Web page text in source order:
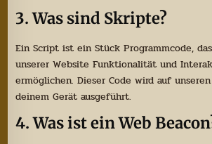
3. Was sind Skripte?
Ein Script ist ein Stück Programmcode,
unserer Website Funktionalität und
ermöglichen. Dieser Code wird auf
deinem Gerät ausgeführt.
4. Was ist ein Web